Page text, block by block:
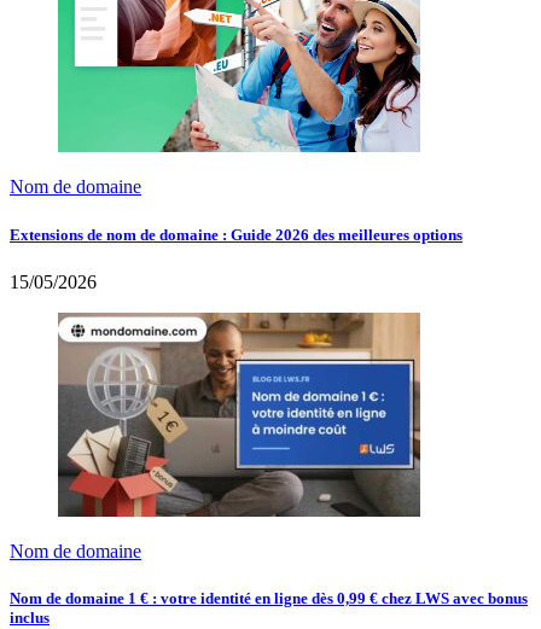
Nom de domaine
Extensions de nom de domaine : Guide 2026 des meilleures options
15/05/2026
Nom de domaine
Nom de domaine 1 € : votre identité en ligne dès 0,99 € chez LWS avec bonus
inclus